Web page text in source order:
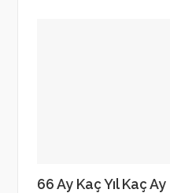
66 Ay Kaç Yıl Kaç Ay